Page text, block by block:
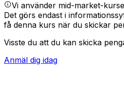
Vi använder mid-market-
Det görs endast i
få denna kurs när du skickar
Visste du att du kan skicka
Anmäl dig idag